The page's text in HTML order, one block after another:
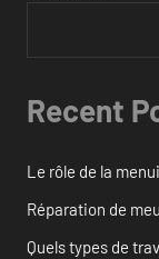
Recent
Le rôle de la
Réparation de
Quels types de